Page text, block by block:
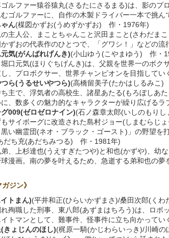
ルファー猿谷猿丸(さるたにさるまる)は、影のプ
ゴルファーに、自作の木製ドライバー一本で挑ん
ゃん(楳図かずお(うめずかずお) 作・1976年)
主人公、まことちゃんこと沢田まこと(さわだま
ずおの代表作のひとつで、「グワシ！」などの流
気(がんばれげんき)(小山ゆう(こやまゆう) 作・
口元気(ほりぐちげんき)は、父親を世界一のボク
、プロボクサー、世界チャンピオンを目指してい
ら(うるせいやつら)(高橋留美子(たかはしるみこ
主で、浮気者の高校生、諸星あたる(もろぼしあ
、数多くの魅力的なキャラクターが繰り広げるラ
009(ゼロゼロナイン)(石ノ森章太郎(いしのもり
サイボーグに改造された島村ジョー(しまむらじ
い幽霊団(ネオ・ブラック・ゴースト)」の野望を
だち充(あだちみつる) 作・1981年)
、上杉達也(うえすぎたつや)と和也(かずや)、幼
漫画。南の夢を叶えるため、急逝する弟和也の
ジン》
トまん)(平井和正(ひらいかずまさ)/桑田次郎(く
殉職した刑事、東八郎(あずまはちろう)は、ロボ
トマンとして、難事件、怪事件に立ち向かってい
(きょじんのほし)(梶原一騎(かじわらいっき)/川崎